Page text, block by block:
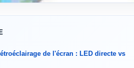
de l'écran : LED directe vs